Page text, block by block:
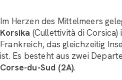
Im Herzen des Mittelmeers
Korsika (Cullettività di Corsica)
Frankreich, das gleichzeitig
ist. Es besteht aus zwei
Corse-du-Sud (2A).